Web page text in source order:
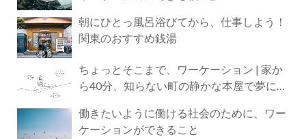
朝にひとっ風呂浴びてから、仕事しよう！
関東のおすすめ銭湯
ちょっとそこまで、ワーケーション | 家か
ら40分、知らない町の静かな本屋で夢に近
働きたいように働ける社会のために、ワー
ケーションができること